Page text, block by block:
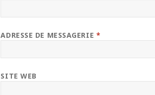
ADRESSE DE MESSAGERIE *
SITE WEB